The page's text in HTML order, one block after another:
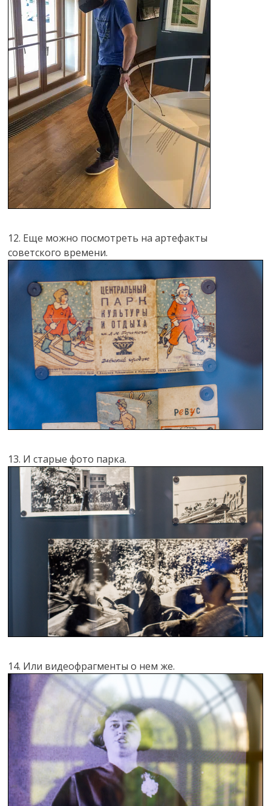
12. Еще можно посмотреть на артефакты
советского времени.
13. И старые фото парка.
14. Или видеофрагменты о нем же.